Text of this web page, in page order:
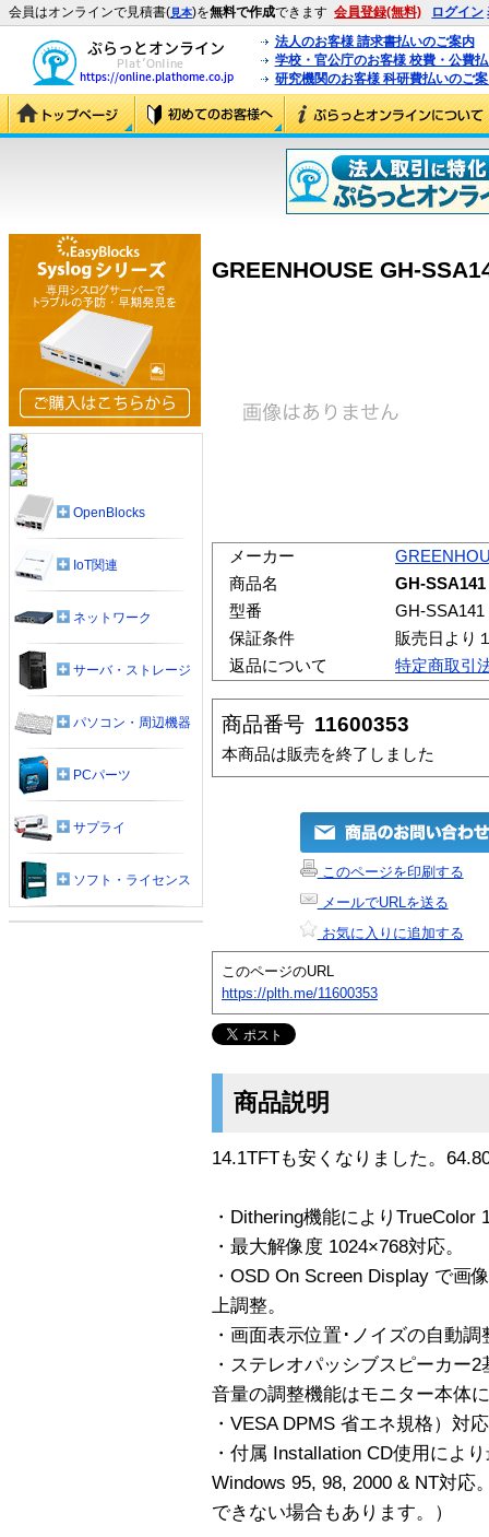
会員はオンラインで見積書(見本)を無料で作成できます 会員登録(無料) ログイン
法人のお客様 請求書払いのご案内
学校・官公庁のお客様 校費・公費
研究機関のお客様 科研費払いのご
GREENHOUSE GH-
メーカー
商品名
GH-SSA141
型番
GH-SSA141
保証条件
販売日より
返品について
特定商取引
商品番号 11600353
本商品は販売を終了しました
このページを印刷する
メールでURLを送る
お気に入りに追加する
このページのURL
https://plth.me/11600353
商品説明
14.1TFTも安くなりました。
・Dithering機能により
・最大解像度 1024×768対応。
・OSD On Screen Display で画
上調整。
・画面表示位置･ノイズの自動
・ステレオパッシブスピーカー
音量の調整機能はモニター本体
・VESA DPMS 省エネ規格）対
・付属 Installation CD使用によ
Windows 95, 98, 2000 & NT対応
できない場合もあります。）
OpenBlocks
IoT関連
ネットワーク
サーバ・ストレージ
パソコン・周辺機器
PCパーツ
サプライ
ソフト・ライセンス